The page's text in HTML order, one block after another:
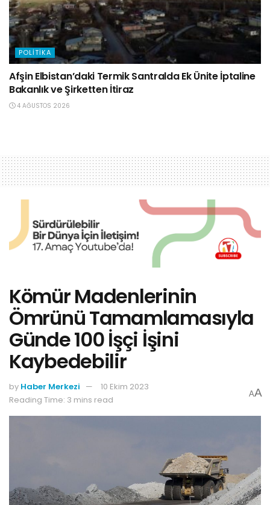
POLITIKA
Afşin Elbistan’daki Termik Santralda Ek Ünite İptaline
Bakanlık ve Şirketten İtiraz
4 AĞUSTOS 2026
Kömür Madenlerinin
Ömrünü Tamamlamasıyla
Günde 100 İşçi İşini
Kaybedebilir
by Haber Merkezi
10 Ekim 2023
Reading Time: 3 mins read
AA